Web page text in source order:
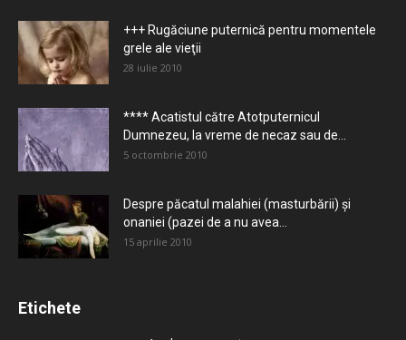
+++ Rugăciune puternică pentru momentele
grele ale vieţii
28 iulie 2010
**** Acatistul către Atotputernicul
Dumnezeu, la vreme de necaz sau de...
5 octombrie 2010
Despre păcatul malahiei (masturbării) şi
onaniei (pazei de a nu avea...
15 aprilie 2010
Etichete